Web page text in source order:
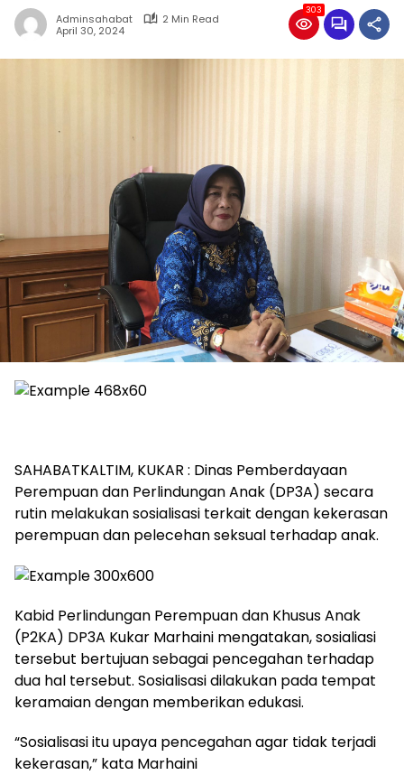
Adminsahabat
2 Min Read
April 30, 2024
303
SAHABATKALTIM, KUKAR : Dinas Pemberdayaan
Perempuan dan Perlindungan Anak (DP3A) secara
rutin melakukan sosialisasi terkait dengan kekerasan
perempuan dan pelecehan seksual terhadap anak.
Kabid Perlindungan Perempuan dan Khusus Anak
(P2KA) DP3A Kukar Marhaini mengatakan, sosialiasi
tersebut bertujuan sebagai pencegahan terhadap
dua hal tersebut. Sosialisasi dilakukan pada tempat
keramaian dengan memberikan edukasi.
“Sosialisasi itu upaya pencegahan agar tidak terjadi
kekerasan,” kata Marhaini